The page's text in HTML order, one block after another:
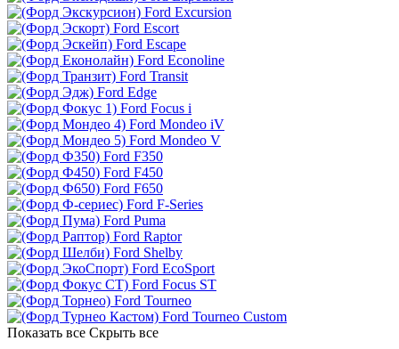
Ford Excursion
Ford Escort
Ford Escape
Ford Econoline
Ford Transit
Ford Edge
Ford Focus i
Ford Mondeo iV
Ford Mondeo V
Ford F350
Ford F450
Ford F650
Ford F-Series
Ford Puma
Ford Raptor
Ford Shelby
Ford EcoSport
Ford Focus ST
Ford Tourneo
Ford Tourneo Custom
Показать все Скрыть все